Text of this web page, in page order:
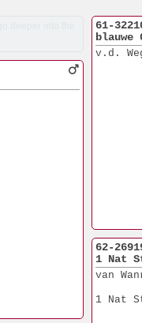
61-
blauwe
v.d.
62-
1 Nat
van
1 Nat